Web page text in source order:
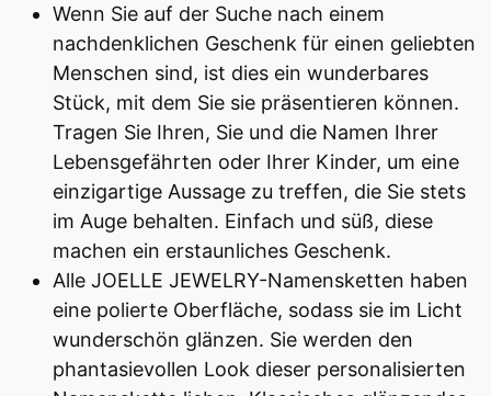
Wenn Sie auf der Suche nach einem
nachdenklichen Geschenk für einen geliebten
Menschen sind, ist dies ein wunderbares
Stück, mit dem Sie sie präsentieren können.
Tragen Sie Ihren, Sie und die Namen Ihrer
Lebensgefährten oder Ihrer Kinder, um eine
einzigartige Aussage zu treffen, die Sie stets
im Auge behalten. Einfach und süß, diese
machen ein erstaunliches Geschenk.
Alle JOELLE JEWELRY-Namensketten haben
eine polierte Oberfläche, sodass sie im Licht
wunderschön glänzen. Sie werden den
phantasievollen Look dieser personalisierten